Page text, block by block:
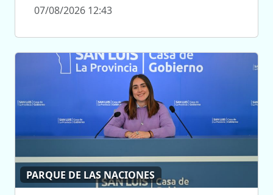
07/08/2026 12:43
PARQUE DE LAS NACIONES